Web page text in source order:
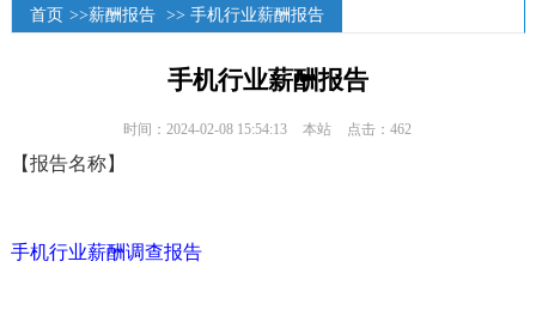
首页 >>薪酬报告 >> 手机行业薪酬报告
手机行业薪酬报告
时间：2024-02-08 15:54:13 本站 点击：462
【报告名称】
手机行业薪酬调查报告